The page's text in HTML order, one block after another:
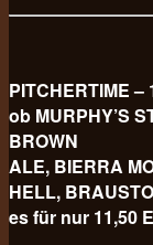
PITCHERTIME
ob MURPHY’S
BROWN
ALE, BIERRA
HELL,
es für nur 11,50